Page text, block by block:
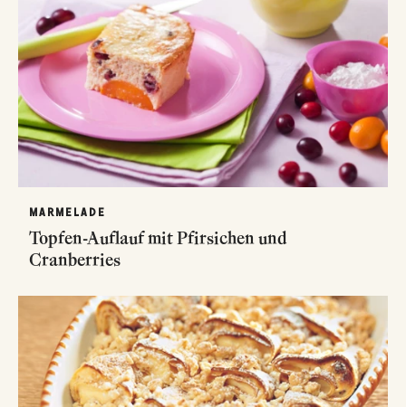
MARMELADE
Topfen-Auflauf mit Pfirsichen und
Cranberries